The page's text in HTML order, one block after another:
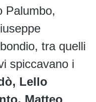
Palumbo,
tra quelli
spiccavano i
Lello
Matteo